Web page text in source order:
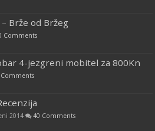
Brže od Bržeg
Comments
4-jezgreni mobitel za 800Kn
Comments
2014 40 Comments